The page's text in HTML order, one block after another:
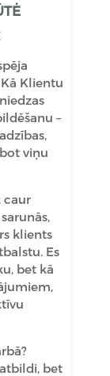
Klientu
–
viņu
caur
klients
Es
bet kā
bet